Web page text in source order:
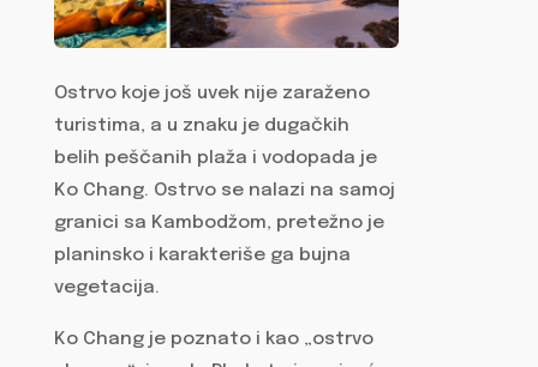
Ostrvo koje još uvek nije zaraženo
turistima, a u znaku je dugačkih
belih peščanih plaža i vodopada je
Ko Chang. Ostrvo se nalazi na samoj
granici sa Kambodžom, pretežno je
planinsko i karakteriše ga bujna
vegetacija.
Ko Chang je poznato i kao „ostrvo